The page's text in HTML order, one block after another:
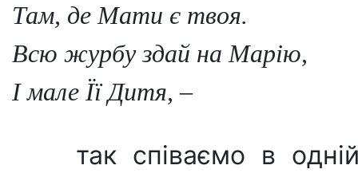
Там, де Мати є твоя.
Всю журбу здай на Марію,
І мале Її Дитя, –
так співаємо в